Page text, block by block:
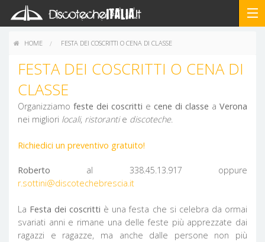
HOME FESTA DEI COSCRITTI O CENA DI CLASSE
FESTA DEI COSCRITTI O CENA DI
CLASSE
Organizziamo feste dei coscritti e cene di classe a Verona
nei migliori locali, ristorantie discoteche.
Richiedici un preventivo gratuito!
Roberto al 338.45.13.917 oppure
r.sottini@discotechebrescia.it
La Festa dei coscritti è una festa che si celebra da ormai
svariati anni e rimane una delle feste più apprezzate dai
ragazzi e ragazze, ma anche dalle persone non più